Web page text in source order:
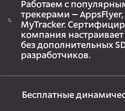
Работаем с
трекерами –
MyTracker.
компания
без дополнительных
разработчиков.
Бесплатные